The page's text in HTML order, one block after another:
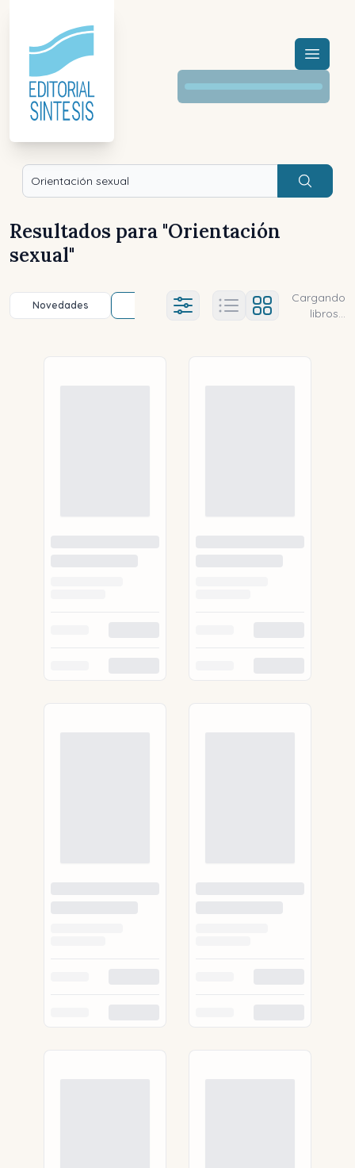
Menú
Buscar
Resultados para "Orientación
sexual"
Novedades Título (a-z) Título (z-a)
Ajustes abierto
Cargando
libros...